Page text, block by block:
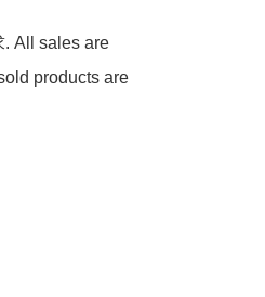
. All sales are
products are